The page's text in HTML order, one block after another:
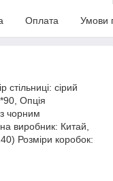
Оплата Умови
стільниці: сірий
Опція
чорним
виробник: Китай,
Розміри коробок: